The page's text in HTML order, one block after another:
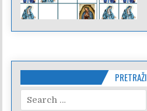
PRETRAŽI
for: